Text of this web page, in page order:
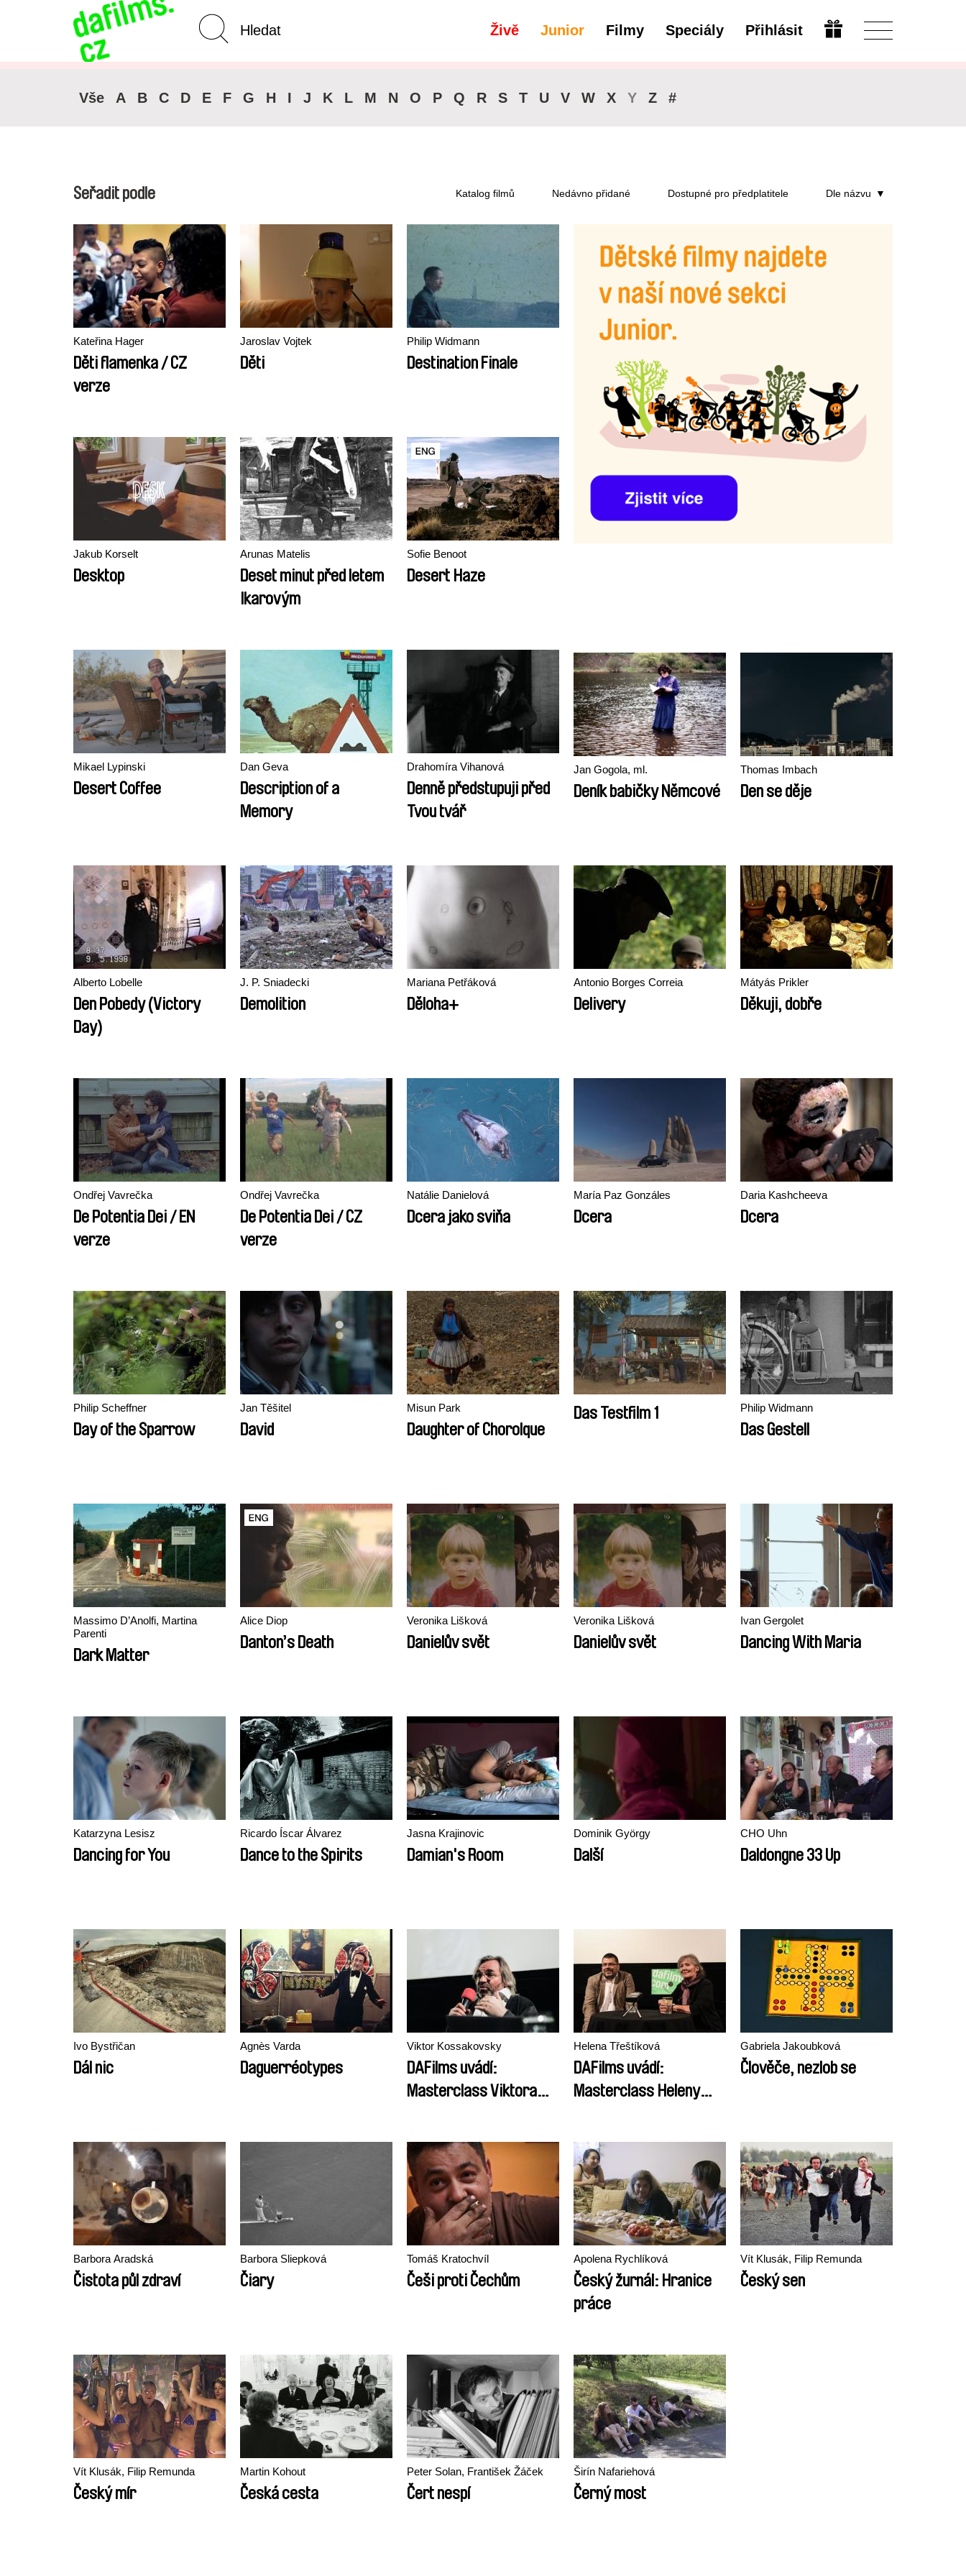
Živě Junior Filmy Speciály Přihlásit
Pokročilé vyhledávání Upravit
Vše A B C D E F G H I J K L M N O P Q R S T U V W X Y Z #
Seřadit podle Katalog filmů Nedávno přidané Dostupné pro předplatitele Dle názvu
Kateřina Hager
Děti flamenka / CZ
verze
Jaroslav Vojtek
Děti
Philip Widmann
Destination Finale
Jakub Korselt
Desktop
Arunas Matelis
Deset minut před letem
Ikarovým
Sofie Benoot
Desert Haze
Mikael Lypinski
Desert Coffee
Dan Geva
Description of a
Memory
Drahomíra Vihanová
Denně předstupuji před
Tvou tvář
Jan Gogola, ml.
Deník babičky Němcové
Thomas Imbach
Den se děje
Alberto Lobelle
Den Pobedy (Victory
Day)
J. P. Sniadecki
Demolition
Mariana Petřáková
Děloha+
Antonio Borges Correia
Delivery
Mátyás Prikler
Děkuji, dobře
Ondřej Vavrečka
De Potentia Dei / EN
verze
Ondřej Vavrečka
De Potentia Dei / CZ
verze
Natálie Danielová
Dcera jako sviňa
María Paz Gonzáles
Dcera
Daria Kashcheeva
Dcera
Philip Scheffner
Day of the Sparrow
Jan Těšitel
David
Misun Park
Daughter of Chorolque
Das Testfilm 1 Philip Widmann
Das Gestell
Massimo D’Anolfi, Martina
Parenti
Dark Matter
Alice Diop
Danton’s Death
Veronika Lišková
Danielův svět
Veronika Lišková
Danielův svět
Ivan Gergolet
Dancing With Maria
Katarzyna Lesisz
Dancing for You
Ricardo Íscar Álvarez
Dance to the Spirits
Jasna Krajinovic
Damian's Room
Dominik György
Další
CHO Uhn
Daldongne 33 Up
Ivo Bystřičan
Dál nic
Agnès Varda
Daguerréotypes
Viktor Kossakovsky
DAFilms uvádí:
Masterclass Viktora
Helena Třeštíková
DAFilms uvádí:
Masterclass Heleny
Gabriela Jakoubková
Člověče, nezlob se
Barbora Aradská
Čistota půl zdraví
Barbora Sliepková
Čiary
Tomáš Kratochvíl
Češi proti Čechům
Apolena Rychlíková
Český žurnál: Hranice
práce
Vít Klusák, Filip Remunda
Český sen
Vít Klusák, Filip Remunda
Český mír
Martin Kohout
Česká cesta
Peter Solan, František Žáček
Čert nespí
Širín Nafariehová
Černý most